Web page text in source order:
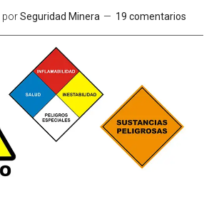
porSeguridad Minera 19 comentarios